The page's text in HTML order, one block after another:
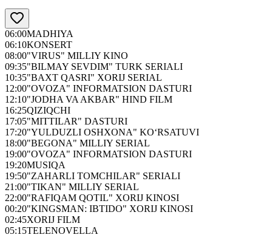
06:00MADHIYA
06:10KONSERT
08:00"VIRUS" MILLIY KINO
09:35"BILMAY SEVDIM" TURK SERIALI
10:35"BAXT QASRI" XORIJ SERIAL
12:00"OVOZA" INFORMATSION DASTURI
12:10"JODHA VA AKBAR" HIND FILM
16:25QIZIQCHI
17:05"MITTILAR" DASTURI
17:20"YULDUZLI OSHXONA" KO‘RSATUVI
18:00"BEGONA" MILLIY SERIAL
19:00"OVOZA" INFORMATSION DASTURI
19:20MUSIQA
19:50"ZAHARLI TOMCHILAR" SERIALI
21:00"TIKAN" MILLIY SERIAL
22:00"RAFIQAM QOTIL" XORIJ KINOSI
00:20"KINGSMAN: IBTIDO" XORIJ KINOSI
02:45XORIJ FILM
05:15TELENOVELLA